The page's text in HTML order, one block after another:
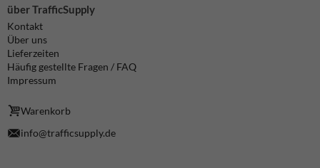
über TrafficSupply
Kontakt
Über uns
Lieferzeiten
Häufig gestellte Fragen / FAQ
Impressum
Warenkorb
info@trafficsupply.de